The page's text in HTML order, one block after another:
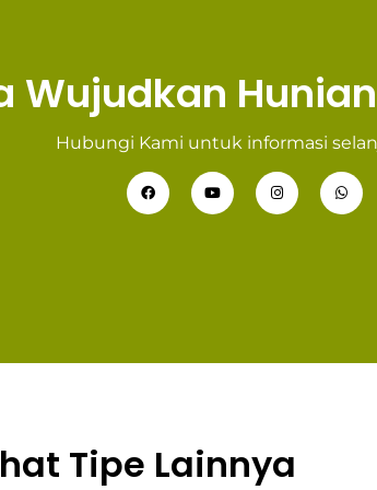
Wujudkan
Hubungi Kami untuk informasi
Tipe Lainnya